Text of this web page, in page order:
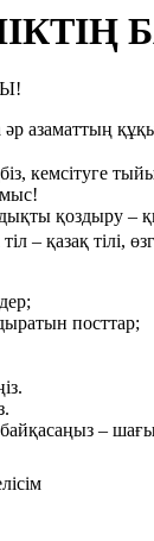
азаматтың
кемсітуге
қоздыру –
– қазақ тілі,
посттар;
–